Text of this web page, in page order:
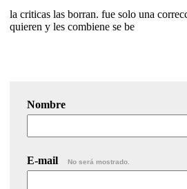
la criticas las borran. fue solo una
quieren y les combiene se be
Nombre
E-mail No será mostrado.